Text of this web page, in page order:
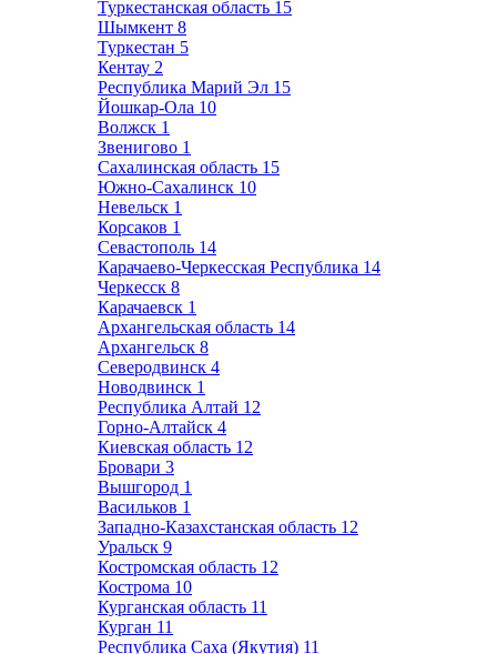
Туркестанская область 15
Шымкент 8
Туркестан 5
Кентау 2
Республика Марий Эл 15
Йошкар-Ола 10
Волжск 1
Звенигово 1
Сахалинская область 15
Южно-Сахалинск 10
Невельск 1
Корсаков 1
Севастополь 14
Карачаево-Черкесская Республика 14
Черкесск 8
Карачаевск 1
Архангельская область 14
Архангельск 8
Северодвинск 4
Новодвинск 1
Республика Алтай 12
Горно-Алтайск 4
Киевская область 12
Бровари 3
Вышгород 1
Васильков 1
Западно-Казахстанская область 12
Уральск 9
Костромская область 12
Кострома 10
Курганская область 11
Курган 11
Республика Саха (Якутия) 11